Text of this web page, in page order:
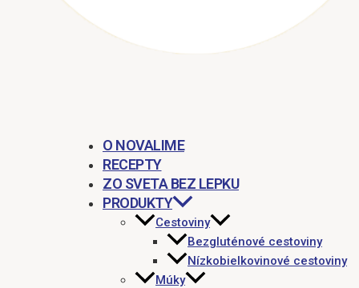
O NOVALIME
RECEPTY
ZO SVETA BEZ LEPKU
PRODUKTY
Cestoviny
Bezgluténové cestoviny
Nízkobielkovinové cestoviny
Múky